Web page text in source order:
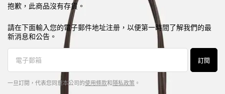
抱歉，此商品沒有存貨。
請在下面輸入您的電子郵件地址注册，以便第一時間了解我們的最
新消息和公告。
訂閱
一旦訂閱，代表您同意本公司的使用條款和隱私政策 。